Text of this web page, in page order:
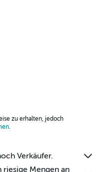
zu erhalten, jedoch
.
Verkäufer.
riesige Mengen an